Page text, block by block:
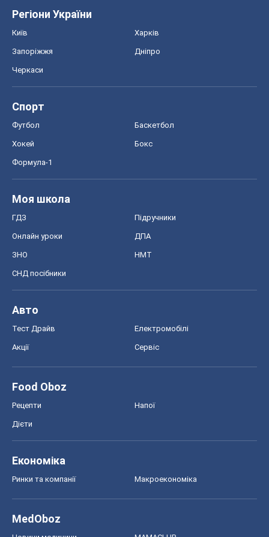
Регіони України
Київ Харків
Запоріжжя Дніпро
Черкаси
Спорт
Футбол Баскетбол
Хокей Бокс
Формула-1
Моя школа
ГДЗ Підручники
Онлайн уроки ДПА
ЗНО НМТ
СНД посібники
Авто
Тест Драйв Електромобілі
Акції Сервіс
Food Oboz
Рецепти Напої
Дієти
Економіка
Ринки та компанії Макроекономіка
MedOboz